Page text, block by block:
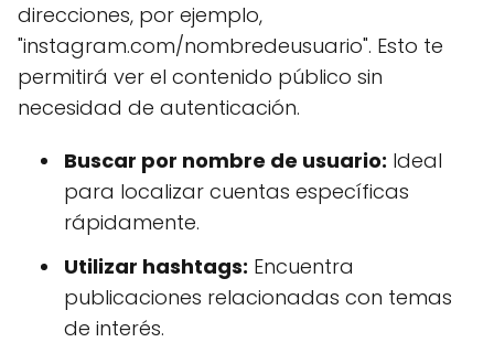
direcciones, por ejemplo,
"instagram.com/nombredeusuario". Esto te
permitirá ver el contenido público sin
necesidad de autenticación.
Buscar por nombre de usuario: Ideal
para localizar cuentas específicas
rápidamente.
Utilizar hashtags: Encuentra
publicaciones relacionadas con temas
de interés.